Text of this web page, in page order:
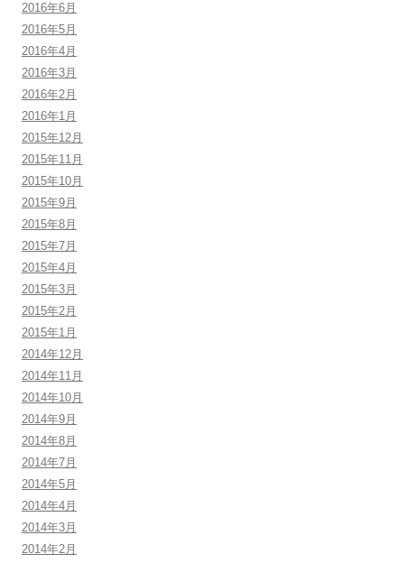
2016年6月
2016年5月
2016年4月
2016年3月
2016年2月
2016年1月
2015年12月
2015年11月
2015年10月
2015年9月
2015年8月
2015年7月
2015年4月
2015年3月
2015年2月
2015年1月
2014年12月
2014年11月
2014年10月
2014年9月
2014年8月
2014年7月
2014年5月
2014年4月
2014年3月
2014年2月